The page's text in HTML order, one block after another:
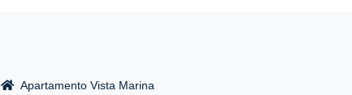
Apartamento Vista Marina